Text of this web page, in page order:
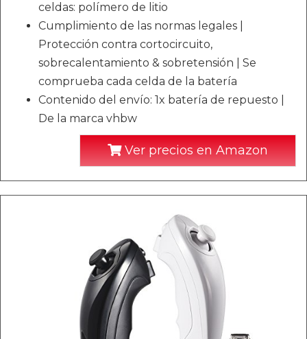
celdas: polímero de litio
Cumplimiento de las normas legales |
Protección contra cortocircuito,
sobrecalentamiento & sobretensión | Se
comprueba cada celda de la batería
Contenido del envío: 1x batería de repuesto |
De la marca vhbw
Ver precios en Amazon